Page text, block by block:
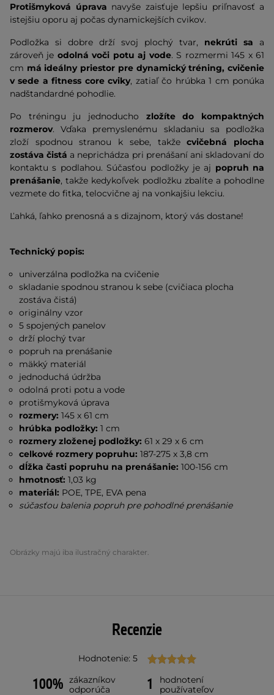
Protišmyková úprava navyše zaisťuje lepšiu priľnavosť a
istejšiu oporu aj počas dynamickejších cvikov.
Podložka si dobre drží svoj plochý tvar, nekrúti sa a
zároveň je odolná voči potu aj vode. S rozmermi 145 x 61
cm má ideálny priestor pre dynamický tréning, cvičenie
v sede a fitness core cviky, zatiaľ čo hrúbka 1 cm ponúka
nadštandardné pohodlie.
Po tréningu ju jednoducho zložíte do kompaktných
rozmerov. Vďaka premyslenému skladaniu sa podložka
zloží spodnou stranou k sebe, takžecvičebná plocha
zostáva čistá a neprichádza pri prenášaní ani skladovaní do
kontaktu s podlahou. Súčasťou podložky je aj popruh na
prenášanie, takže kedykoľvek podložku zbalíte a pohodlne
vezmete do fitka, telocvične aj na vonkajšiu lekciu.
Ľahká, ľahko prenosná a s dizajnom, ktorý vás dostane!
Technický popis:
univerzálna podložka na cvičenie
skladanie spodnou stranou k sebe (cvičiaca plocha
zostáva čistá)
originálny vzor
5 spojených panelov
drží plochý tvar
popruh na prenášanie
mäkký materiál
jednoduchá údržba
odolná proti potu a vode
protišmyková úprava
rozmery:145 x 61 cm
hrúbka podložky: 1 cm
rozmery zloženej podložky:61 x 29 x 6 cm
celkové rozmery popruhu:187-275 x 3,8 cm
dĺžka časti popruhu na prenášanie: 100-156 cm
hmotnosť: 1,03 kg
materiál: POE, TPE, EVA pena
súčasťou balenia popruh pre pohodlné prenášanie
Obrázky majú iba ilustračný charakter.
Recenzie
Hodnotenie: 5
100% zákazníkov
odporúča
1
hodnotení
používateľov